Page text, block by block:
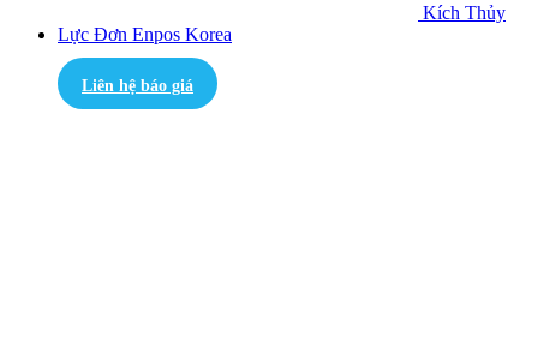
Kích Thủy
Lực Đơn Enpos Korea
Liên hệ báo giá